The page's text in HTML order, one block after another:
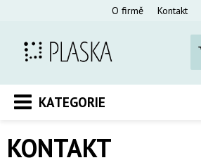
O firmě Kontakt
KATEGORIE
KONTAKT